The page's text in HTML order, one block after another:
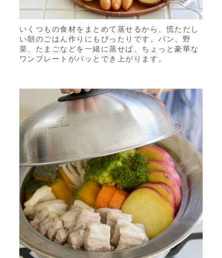
いくつもの食材をまとめて蒸せるから、慌ただし
い朝のごはん作りにもぴったりです。パン、野
菜、たまごなどを一緒に蒸せば、ちょっと豪華な
ワンプレートがパッとでき上がります。